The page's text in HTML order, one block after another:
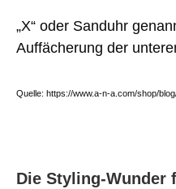
„X“ oder Sanduhr
Auffächerung der
Quelle: https://www.a-n-a.com/shop/
Die Styling-Wunder